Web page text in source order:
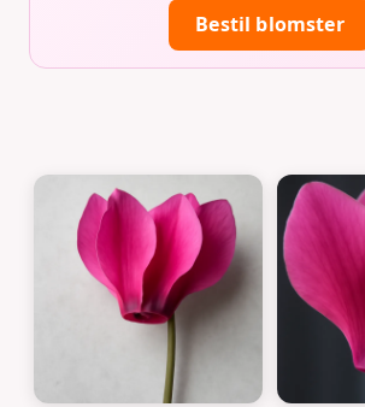
Bestil blomster